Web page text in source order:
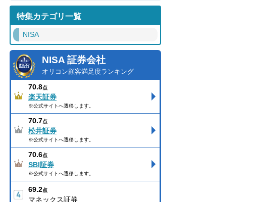
特集カテゴリ一覧
NISA
NISA 証券会社
オリコン顧客満足度ランキング
70.8点
楽天証券
※公式サイトへ遷移します。
70.7点
松井証券
※公式サイトへ遷移します。
70.6点
SBI証券
※公式サイトへ遷移します。
69.2点
マネックス証券